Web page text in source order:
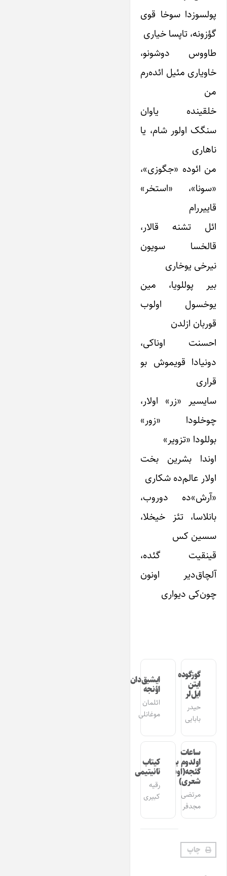
پولسوزدا سوخا قوی
گؤزونه، تاپسا خیاری
طاووس دوشونو،
خاویاری مئیل ائده‌رم
من
خلقینده یاوان
سنگک اولور شام، یا
ناهاری
من ائوده «جگوزی»،
«سونا»، «استخر»
قاییررام
ائل تشنه قالار،
قالخسا سویون
نیرخی یوخاری
بیر پوللویا، مین
یوخسول اولوب
قوربان ازلدن
احسنت اوناکی،
دونیادا قویموش بو
قراری
سایسیر «زر» اولار،
چوخلودا «زور»
بوللودا «تزویر»
اوندا بشرین بخت
اولار عالم‌ده شکاری
«آرش»‌ده دوروب،
بانلاسا، تئز خیخلا،
سسین‌ کس
قینقیت گئده،
آلچاق‌دیر اونون
چون‌کی دیواری
گوزگوده
ایتن
ایل‌لر
حیدر
بابایی
ایشیق‌دان
اؤنجه
ائلمان
موغانلی
ساعات
اولدوم بیر
گئجه(اوشاق
شعری)
مرتضی
مجدفر
کیتاب
تانیتیمی
رقیه
کبیری
چاپ